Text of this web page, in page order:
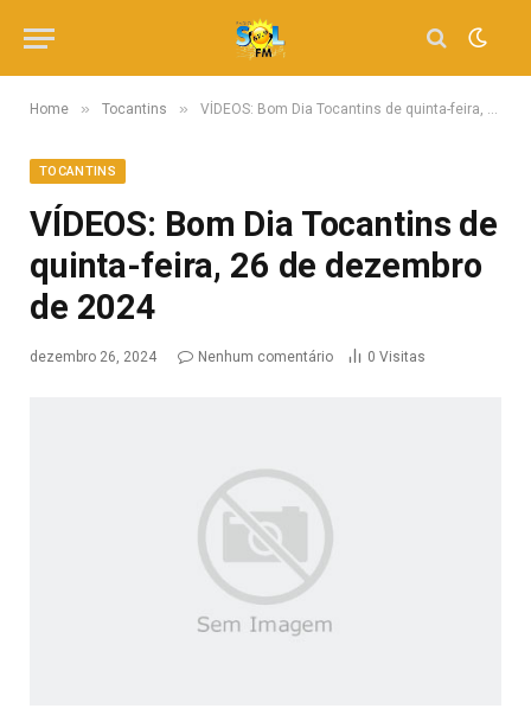
Home » Tocantins » VÍDEOS: Bom Dia Tocantins de quinta-feira, 26 de dezembro de 2024
TOCANTINS
VÍDEOS: Bom Dia Tocantins de
quinta-feira, 26 de dezembro
de 2024
dezembro 26, 2024 Nenhum comentário 0 Visitas